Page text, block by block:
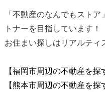
「不動産のなんでもスト
トナーを目指しています！
お住まい探しはリアルティ
【福岡市周辺の不動産を探
【熊本市周辺の不動産を探